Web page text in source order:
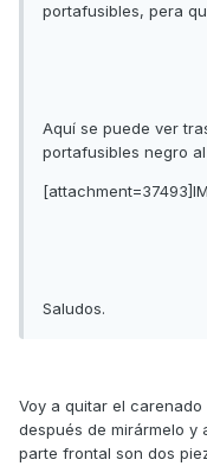
portafusibles, pera
Aquí se puede ver
portafusibles negro
Saludos.
Voy a quitar el
después de mirármelo y
parte frontal son dos